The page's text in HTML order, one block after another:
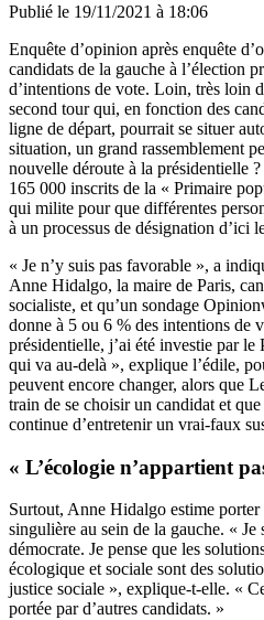
Publié le 19/11/2021 à 18:06
Enquête d’opinion après enquête
candidats de la gauche à l’élection
d’intentions de vote. Loin, très loin
second tour qui, en fonction des
ligne de départ, pourrait se situer
situation, un grand rassemblement
nouvelle déroute à la présidentielle
165 000 inscrits de la « Primaire
qui milite pour que différentes
à un processus de désignation d’ici
« Je n’y suis pas favorable », a
Anne Hidalgo, la maire de Paris,
socialiste, et qu’un sondage
donne à 5 ou 6 % des intentions de
présidentielle, j’ai été investie par le
qui va au-delà », explique l’édile,
peuvent encore changer, alors que
train de se choisir un candidat et
continue d’entretenir un vrai-faux
« L’écologie n’appartient
Surtout, Anne Hidalgo estime
singulière au sein de la gauche. «
démocrate. Je pense que les
écologique et sociale sont des
justice sociale », explique-t-elle. «
portée par d’autres candidats. »